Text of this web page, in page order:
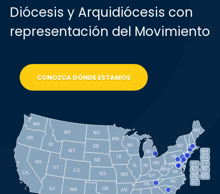
Diócesis y Arquidiócesis con
representación del Movimiento
CONOZCA DÓNDE ESTAMOS
NH
VT
RI
NJ
DE
MD
DC
MA
CT
ME
NY
PA
VA
WV
OH
IN
IL
WI
NC
TN
AR
MO
SC
KY
IA
MN
OK
NM
KS
NE
SD
ND
WY
MT
CO
UT
AZ
NV
OR
WA
ID
CA
MI